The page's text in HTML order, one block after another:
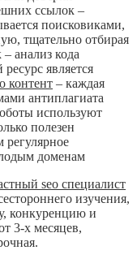
ссылок –
поисковиками,
тщательно отбирая
анализ кода
является
контент – каждая
антиплагиата
используют
полезен
регулярное
доменам
seo специалист
изучения,
конкуренцию и
3-х месяцев,